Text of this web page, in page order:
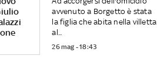
avvenuto a Borgetto è stata
la figlia che abita nella villetta
al...
26 mag - 18:43